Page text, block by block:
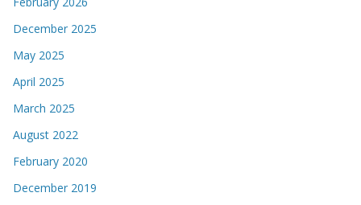
December 2025
May 2025
April 2025
March 2025
August 2022
February 2020
December 2019